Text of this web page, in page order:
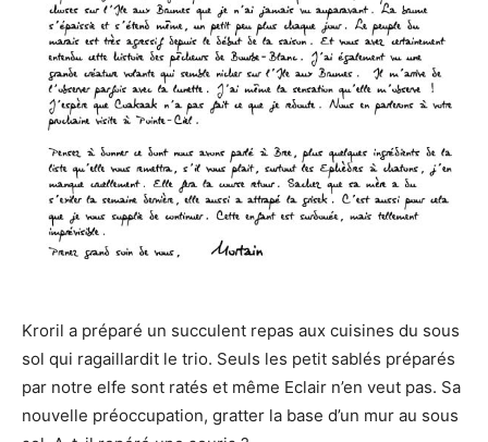
Kroril a préparé un succulent repas aux cuisines du sous
sol qui ragaillardit le trio. Seuls les petit sablés préparés
par notre elfe sont ratés et même Eclair n’en veut pas. Sa
nouvelle préoccupation, gratter la base d’un mur au sous